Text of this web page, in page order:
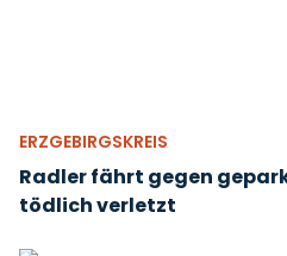
ERZGEBIRGSKREIS
Radler fährt gegen
tödlich verletzt